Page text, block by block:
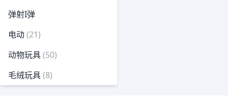
弹射I弹
电动(21)
动物玩具(50)
毛绒玩具(8)